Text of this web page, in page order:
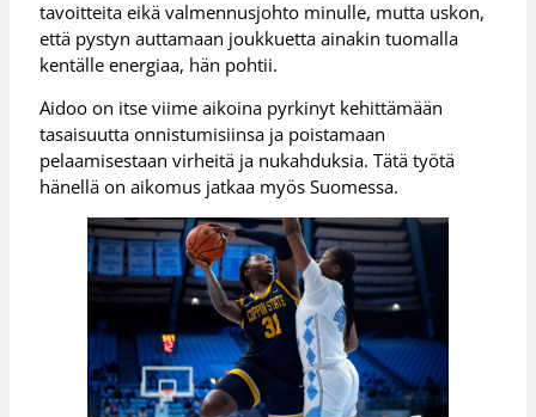
tavoitteita eikä valmennusjohto minulle, mutta uskon,
että pystyn auttamaan joukkuetta ainakin tuomalla
kentälle energiaa, hän pohtii.
Aidoo on itse viime aikoina pyrkinyt kehittämään
tasaisuutta onnistumisiinsa ja poistamaan
pelaamisestaan virheitä ja nukahduksia. Tätä työtä
hänellä on aikomus jatkaa myös Suomessa.